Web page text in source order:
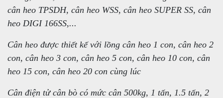
cân heo TPSDH, cân heo WSS, cân heo SUPER SS, cân
heo DIGI 166SS,...
Cân heo được thiết kế với lồng cân heo 1 con, cân heo 2
con, cân heo 3 con, cân heo 5 con, cân heo 10 con, cân
heo 15 con, cân heo 20 con cùng lúc
Cân điện tử cân bò có mức cân 500kg, 1 tấn, 1.5 tấn, 2